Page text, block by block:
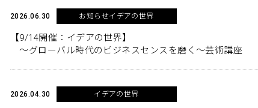
2026.06.30 お知らせイデアの世界
【9/14開催：イデアの世界】
～グローバル時代のビジネスセンスを磨く～芸術講座
2026.04.30 イデアの世界